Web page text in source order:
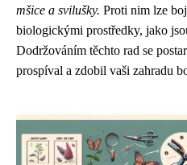
mšice a svilušky. Proti nim lze
biologickými prostředky, jako
Dodržováním těchto rad se
prospíval a zdobil vaši zahradu